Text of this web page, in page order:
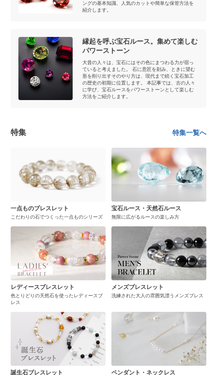
ングの基本知識、人気のカットや簡単な保管方法を
紹介します。
縁起を呼ぶ宝石ルース。集めて楽しむ
パワーストーン
大昔の人々は、宝石にはその色にまつわる力が宿っ
ていると考えました。 石に意匠を刻み、ときに望む
形を削り出すそのやり方は、現代まで続く宝石加工
の歴史の初期に位置します。 本記事では、古の人々
に学び、宝石ルースをパワーストーンとして楽しむ
方法をご紹介します。
特集 特集一覧へ
一点ものブレスレット
こだわりの石でつくった一点ものシリーズ
宝石ルース・天然石ルース
無限に広がるルースの楽しみ方
レディースブレスレット
色とりどりの天然石を使ったレディースブ
レス
メンズブレスレット
洗練された大人の雰囲気漂うメンズブレス
誕生石ブレスレット ペンダント・ネックレス